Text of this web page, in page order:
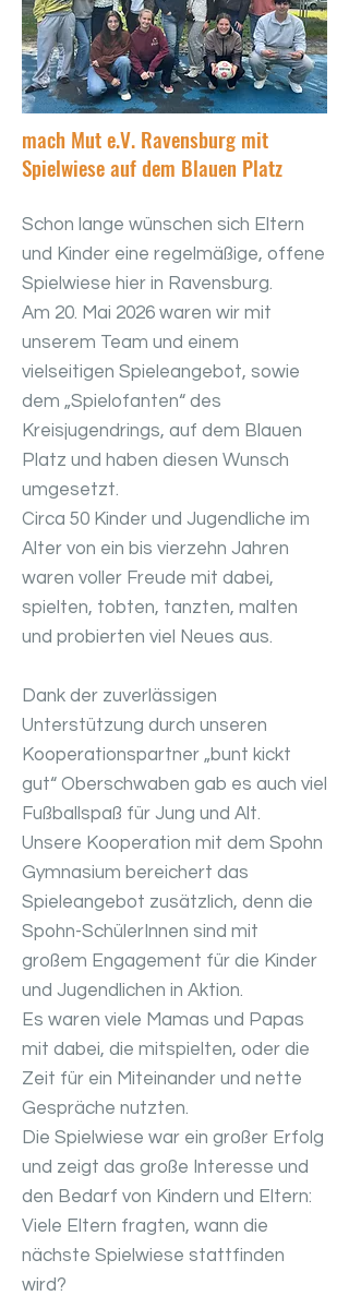
mach Mut e.V. Ravensburg mit
Spielwiese auf dem Blauen Platz
Schon lange wünschen sich Eltern
und Kinder eine regelmäßige, offene
Spielwiese hier in Ravensburg.
Am 20. Mai 2026 waren wir mit
unserem Team und einem
vielseitigen Spieleangebot, sowie
dem „Spielofanten“ des
Kreisjugendrings, auf dem Blauen
Platz und haben diesen Wunsch
umgesetzt.
Circa 50 Kinder und Jugendliche im
Alter von ein bis vierzehn Jahren
waren voller Freude mit dabei,
spielten, tobten, tanzten, malten
und probierten viel Neues aus.
Dank der zuverlässigen
Unterstützung durch unseren
Kooperationspartner „bunt kickt
gut“ Oberschwaben gab es auch viel
Fußballspaß für Jung und Alt.
Unsere Kooperation mit dem Spohn
Gymnasium bereichert das
Spieleangebot zusätzlich, denn die
Spohn-SchülerInnen sind mit
großem Engagement für die Kinder
und Jugendlichen in Aktion.
Es waren viele Mamas und Papas
mit dabei, die mitspielten, oder die
Zeit für ein Miteinander und nette
Gespräche nutzten.
Die Spielwiese war ein großer Erfolg
und zeigt das große Interesse und
den Bedarf von Kindern und Eltern:
Viele Eltern fragten, wann die
nächste Spielwiese stattfinden
wird?